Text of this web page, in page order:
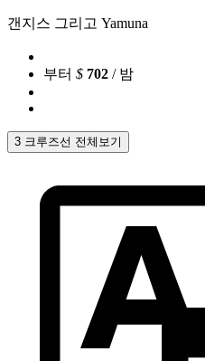
갠지스 그리고 Yamuna
부터 $ 702 / 밤
3 크루즈선 전체보기